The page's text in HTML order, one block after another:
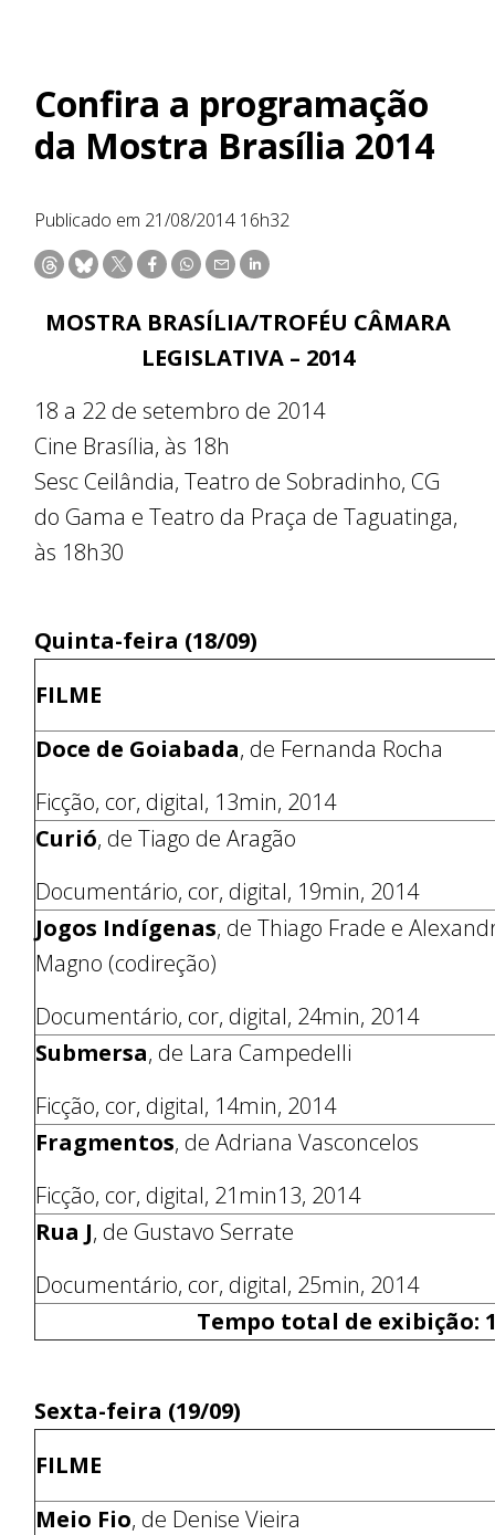
Confira a programação
da Mostra Brasília 2014
Publicado em 21/08/2014 16h32
MOSTRA BRASÍLIA/TROFÉU CÂMARA
LEGISLATIVA – 2014
18 a 22 de setembro de 2014
Cine Brasília, às 18h
Sesc Ceilândia, Teatro de Sobradinho, CG
do Gama e Teatro da Praça de Taguatinga,
às 18h30
Quinta-feira (18/09)
FILME
Doce de Goiabada, de Fernanda Rocha
Ficção, cor, digital, 13min, 2014
Curió, de Tiago de Aragão
Documentário, cor, digital, 19min, 2014
Jogos Indígenas, de Thiago Frade e
Magno (codireção)
Documentário, cor, digital, 24min, 2014
Submersa, de Lara Campedelli
Ficção, cor, digital, 14min, 2014
Fragmentos, de Adriana Vasconcelos
Ficção, cor, digital, 21min13, 2014
Rua J, de Gustavo Serrate
Documentário, cor, digital, 25min, 2014
Tempo total de exibição:
Sexta-feira (19/09)
FILME
Meio Fio, de Denise Vieira